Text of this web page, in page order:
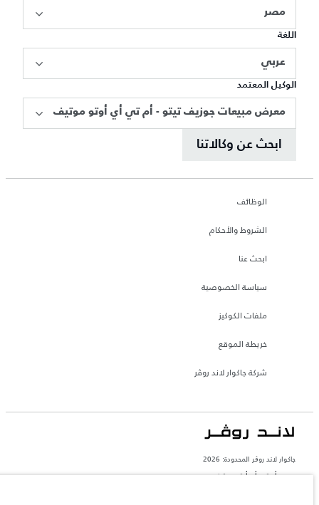
مصر
اللغة
عربي
الوكيل المعتمد
معرض مبيعات جوزيف تيتو - أم تي أي أوتو موتيف
ابحث عن وكالاتنا
الوظائف
الشروط والأحكام
ابحث عنا
سياسة الخصوصية
ملفات الكوكيز
خريطة الموقع
شركة جاكوار لاند روڤر
جاكوار لاند روڨر المحدودة: 2026
مصر, أم تي أي أوتو موتيف